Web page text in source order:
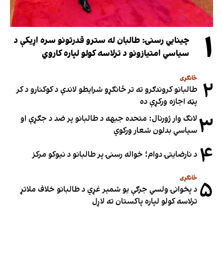
۱
چینایي رسنۍ: طالبان له سترو قدرتونو سره اړیکې د
سیاسي امتیازونو د ترلاسه کولو لپاره کاروي
۲ ځانګړی
طالبانو کروندګرو ته تر ځانګړو شرایطو لاندې د کوکنارو د کر
پټه اجازه ورکړې ده
۳ لانګ وار ژورنال: متحده جبهه د طالبانو پر ضد د جګړې او
سیاسي بدلون شعار ورکوي
۴ د نارضایتۍ دوام؛ خواله رسنۍ پر طالبانو د نیوکو مرکز
۵ ځانګړی
د پخوانۍ ولسي جرګې یو شمېر غړي د طالبانو خلاف ملاتړ
ترلاسه کولو لپاره پاکستان ته لاړل